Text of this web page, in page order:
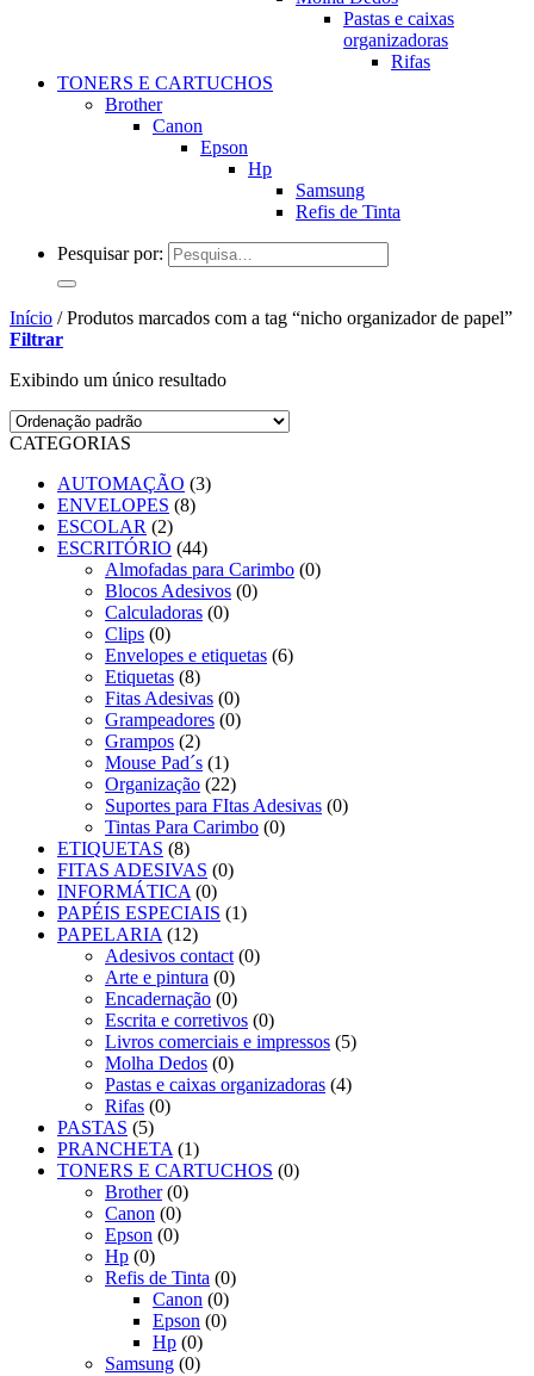
Pastas e caixas
organizadoras
Rifas
TONERS E CARTUCHOS
Brother
Canon
Epson
Hp
Samsung
Refis de Tinta
Pesquisar por:
Início /Produtos marcados com a tag “nicho organizador de papel”
Filtrar
Exibindo um único resultado
CATEGORIAS
AUTOMAÇÃO (3)
ENVELOPES (8)
ESCOLAR (2)
ESCRITÓRIO (44)
Almofadas para Carimbo (0)
Blocos Adesivos (0)
Calculadoras (0)
Clips (0)
Envelopes e etiquetas (6)
Etiquetas (8)
Fitas Adesivas (0)
Grampeadores (0)
Grampos (2)
Mouse Pad´s (1)
Organização (22)
Suportes para FItas Adesivas (0)
Tintas Para Carimbo (0)
ETIQUETAS (8)
FITAS ADESIVAS (0)
INFORMÁTICA (0)
PAPÉIS ESPECIAIS (1)
PAPELARIA (12)
Adesivos contact (0)
Arte e pintura (0)
Encadernação (0)
Escrita e corretivos (0)
Livros comerciais e impressos (5)
Molha Dedos (0)
Pastas e caixas organizadoras (4)
Rifas (0)
PASTAS (5)
PRANCHETA (1)
TONERS E CARTUCHOS (0)
Brother (0)
Canon (0)
Epson (0)
Hp (0)
Refis de Tinta (0)
Canon (0)
Epson (0)
Hp (0)
Samsung (0)